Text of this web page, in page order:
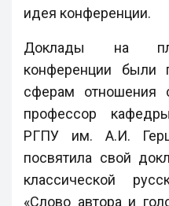
идея конференции.
Доклады на
конференции были
сферам отношения
профессор
РГПУ им. А.И.
посвятила свой
классической
«Слово автора и